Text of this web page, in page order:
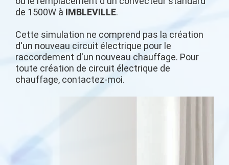
de 1500W à IMBLEVILLE.
Cette simulation ne comprend pas la création
d'un nouveau circuit électrique pour le
raccordement d'un nouveau chauffage. Pour
toute création de circuit électrique de
chauffage, contactez-moi.